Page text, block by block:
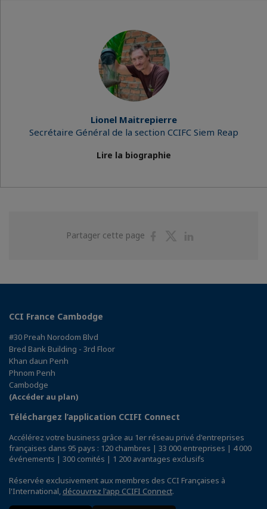
Lionel Maitrepierre
Secrétaire Général de la section CCIFC Siem Reap
Lire la biographie
Partager cette page
PartagerPartager
CCI France Cambodge
#30 Preah Norodom Blvd
Bred Bank Building - 3rd Floor
Khan daun Penh
Phnom Penh
Cambodge
(Accéder au plan)
Téléchargez l’application CCIFI Connect
Accélérez votre business grâce au 1er réseau privé d'entreprises
françaises dans 95 pays : 120 chambres | 33 000 entreprises | 4 000
événements | 300 comités | 1 200 avantages exclusifs
Réservée exclusivement aux membres des CCI Françaises à
l'International, découvrez l'app CCIFI Connect.